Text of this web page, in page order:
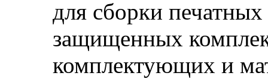
для сборки
защищенных
комплектующих и